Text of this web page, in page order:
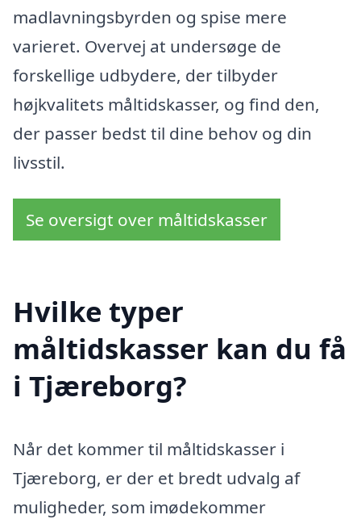
madlavningsbyrden og spise mere
varieret. Overvej at undersøge de
forskellige udbydere, der tilbyder
højkvalitets måltidskasser, og find den,
der passer bedst til dine behov og din
livsstil.
Se oversigt over måltidskasser
Hvilke typer
måltidskasser kan du få
i Tjæreborg?
Når det kommer til måltidskasser i
Tjæreborg, er der et bredt udvalg af
muligheder, som imødekommer